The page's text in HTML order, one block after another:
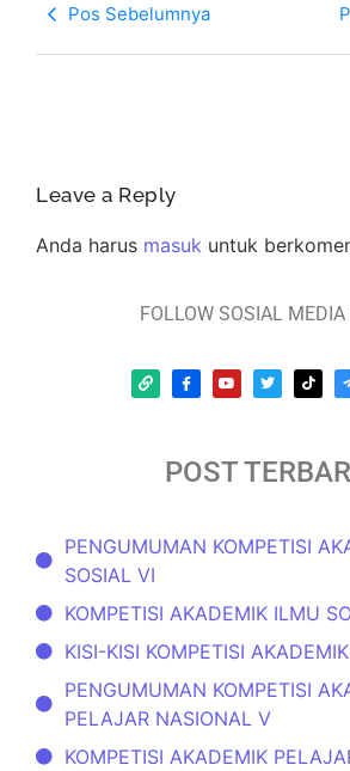
Pos Sebelumnya
Leave a Reply
Anda harus masuk untuk
FOLLOW SOSIAL
POST
PENGUMUMAN KOMPETISI
SOSIAL VI
KOMPETISI AKADEMIK ILMU
KISI-KISI KOMPETISI
PENGUMUMAN KOMPETISI
PELAJAR NASIONAL V
KOMPETISI AKADEMIK